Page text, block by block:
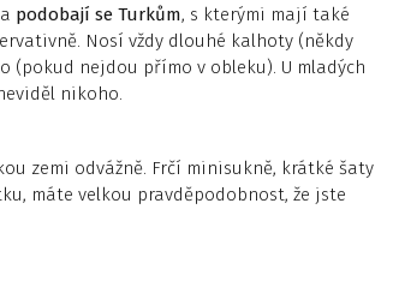
podobají se Turkům, s kterými mají také
Nosí vždy dlouhé kalhoty (někdy
(pokud nejdou přímo v obleku). U mladých
nikoho.
zemi odvážně. Frčí minisukně, krátké šaty
máte velkou pravděpodobnost, že jste